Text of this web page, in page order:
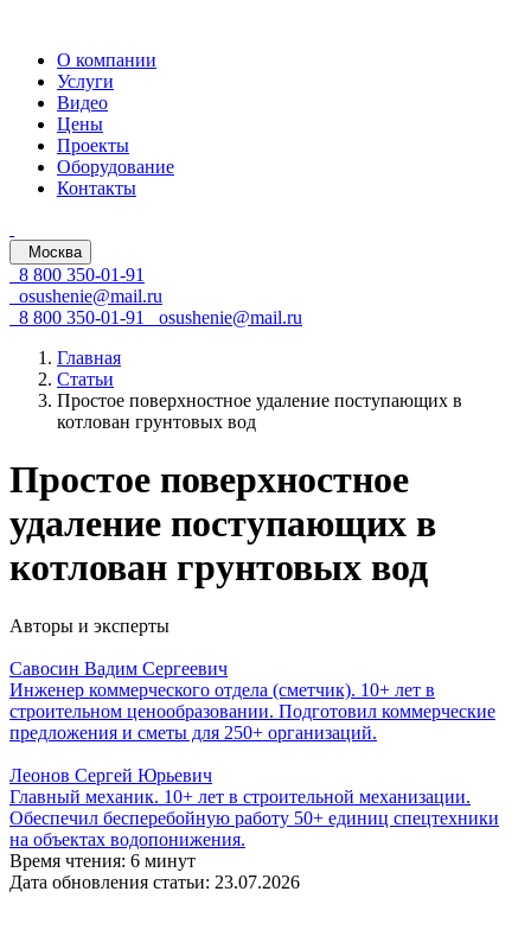
О компании
Услуги
Видео
Цены
Проекты
Оборудование
Контакты
Москва
8 800 350-01-91
osushenie@mail.ru
8 800 350-01-91
osushenie@mail.ru
Главная
Статьи
Простое поверхностное удаление поступающих в
котлован грунтовых вод
Простое поверхностное
удаление поступающих в
котлован грунтовых вод
Авторы и эксперты
Савосин Вадим Сергеевич
Инженер коммерческого отдела (сметчик). 10+ лет в
строительном ценообразовании. Подготовил коммерческие
предложения и сметы для 250+ организаций.
Леонов Сергей Юрьевич
Главный механик. 10+ лет в строительной механизации.
Обеспечил бесперебойную работу 50+ единиц спецтехники
на объектах водопонижения.
Время чтения: 6 минут
Дата обновления статьи: 23.07.2026